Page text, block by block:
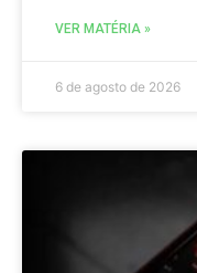
VER MATÉRIA »
6 de agosto de 2026